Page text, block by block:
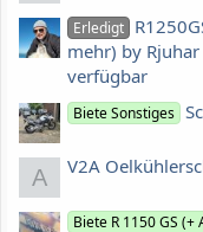
Erledigt
mehr) by
verfügbar
Biete Sonstiges
A V2A
Biete R 1150 GS (+